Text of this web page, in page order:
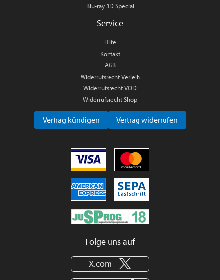
Blu-ray 3D Special
Service
Hilfe
Kontakt
AGB
Widerrufsrecht Verleih
Widerrufsrecht VOD
Widerrufsrecht Shop
Vertrag kündigen Vertrag widerrufen
Folge uns auf
X.com